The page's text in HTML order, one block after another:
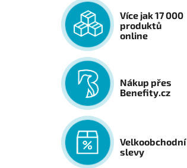
Více jak 17 000
produktů
online
Nákup přes
Benefity.cz
Velkoobchodní
slevy